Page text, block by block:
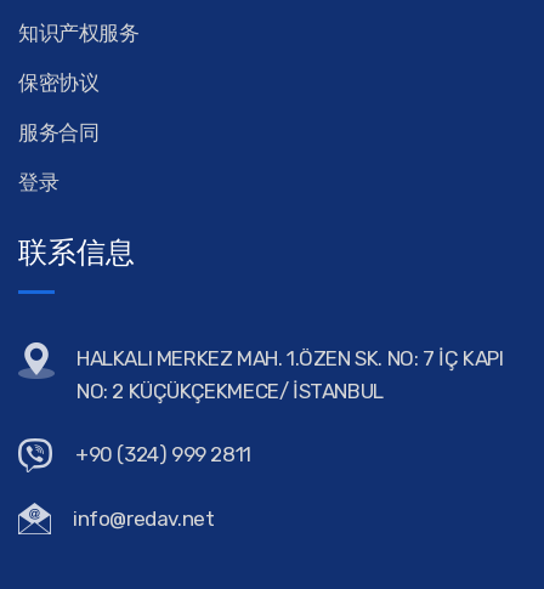
知识产权服务
保密协议
服务合同
登录
联系信息
HALKALI MERKEZ MAH. 1.ÖZEN SK. NO: 7 İÇ KAPI
NO: 2 KÜÇÜKÇEKMECE/ İSTANBUL
+90 (324) 999 2811
info@redav.net